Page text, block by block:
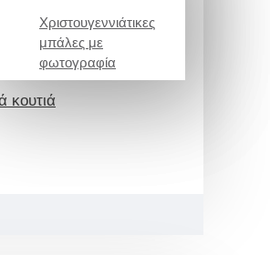
Χριστουγεννιάτικες
μπάλες με
φωτογραφία
κουτιά